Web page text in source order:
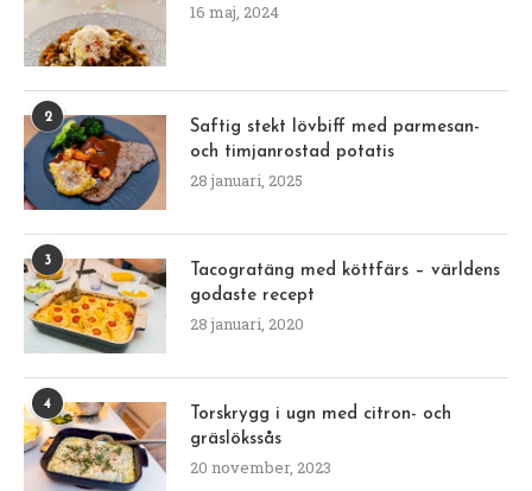
16 maj, 2024
2
Saftig stekt lövbiff med parmesan-
och timjanrostad potatis
28 januari, 2025
3
Tacogratäng med köttfärs – världens
godaste recept
28 januari, 2020
4
Torskrygg i ugn med citron- och
gräslökssås
20 november, 2023